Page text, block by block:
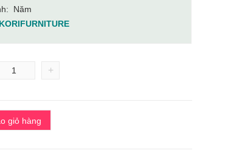
Năm
KORIFURNITURE
+
giỏ hàng